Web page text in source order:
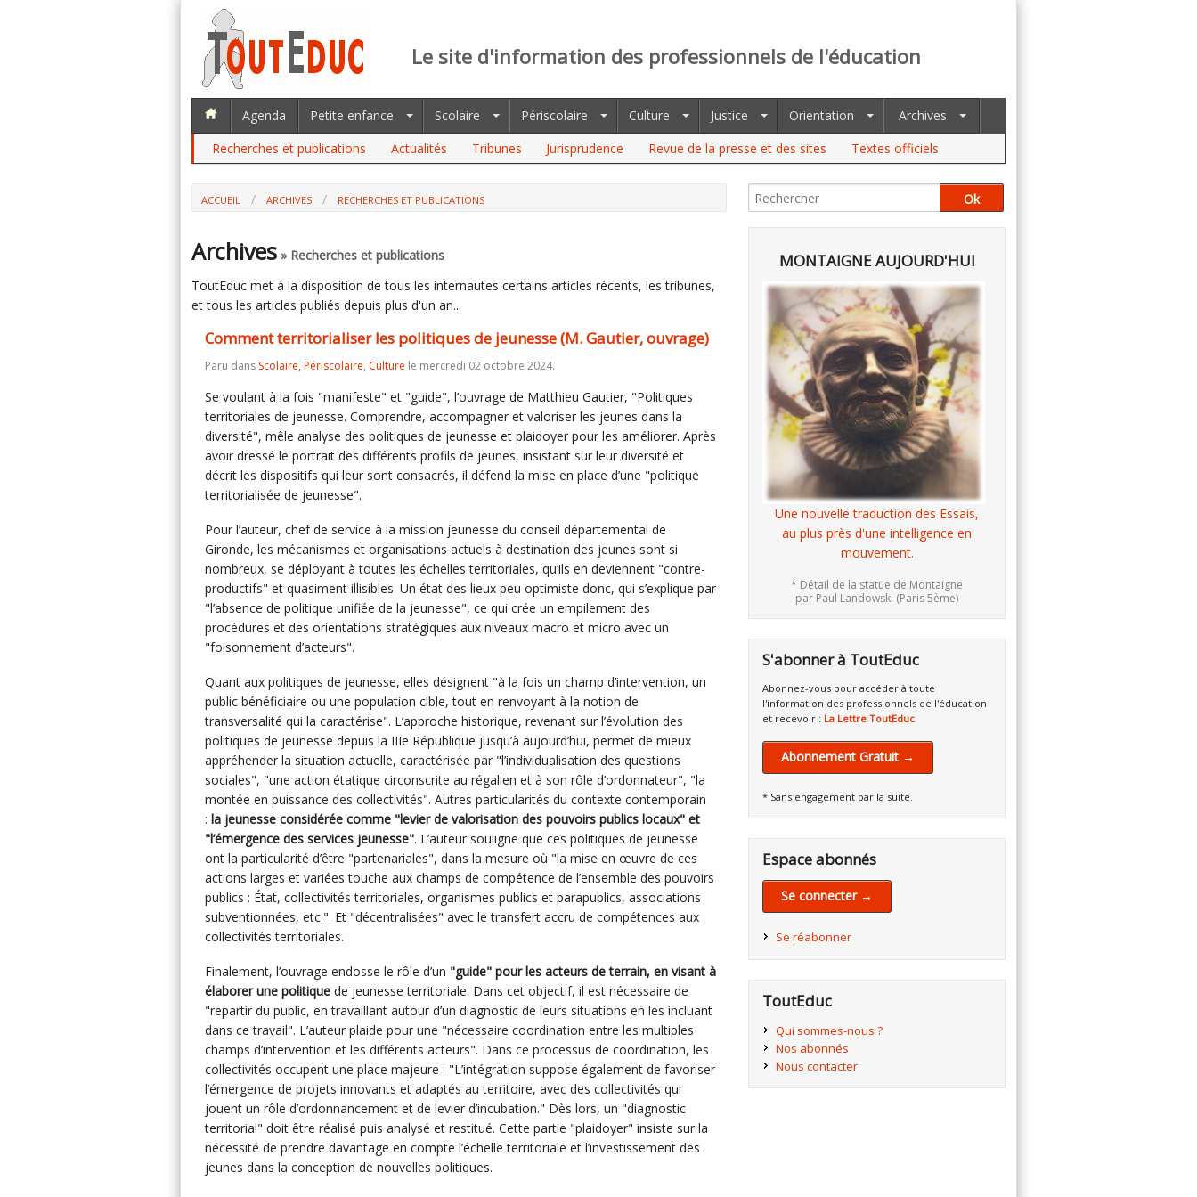
Le site d'information des professionnels de l'éducation
Agenda Petite enfance Scolaire Périscolaire Culture Justice Orientation
Archives
Recherches et publications
Actualités Tribunes Jurisprudence Revue de la presse et des sites Textes officiels
ACCUEIL ARCHIVES
RECHERCHES ET PUBLICATIONS
Archives » Recherches et publications
ToutEduc met à la disposition de tous les internautes certains articles récents, les tribunes,
et tous les articles publiés depuis plus d'un an...
Comment territorialiser les politiques de jeunesse (M. Gautier, ouvrage)
Paru dans Scolaire, Périscolaire, Culture le mercredi 02 octobre 2024.
Se voulant à la fois "manifeste" et "guide", l’ouvrage de Matthieu Gautier, "Politiques
territoriales de jeunesse. Comprendre, accompagner et valoriser les jeunes dans la
diversité", mêle analyse des politiques de jeunesse et plaidoyer pour les améliorer. Après
avoir dressé le portrait des différents profils de jeunes, insistant sur leur diversité et
décrit les dispositifs qui leur sont consacrés, il défend la mise en place d’une "politique
territorialisée de jeunesse".
Pour l’auteur, chef de service à la mission jeunesse du conseil départemental de
Gironde, les mécanismes et organisations actuels à destination des jeunes sont si
nombreux, se déployant à toutes les échelles territoriales, qu’ils en deviennent "contre-
productifs" et quasiment illisibles. Un état des lieux peu optimiste donc, qui s’explique par
"l’absence de politique unifiée de la jeunesse", ce qui crée un empilement des
procédures et des orientations stratégiques aux niveaux macro et micro avec un
"foisonnement d’acteurs".
Quant aux politiques de jeunesse, elles désignent "à la fois un champ d’intervention, un
public bénéficiaire ou une population cible, tout en renvoyant à la notion de
transversalité qui la caractérise". L’approche historique, revenant sur l’évolution des
politiques de jeunesse depuis la IIIe République jusqu’à aujourd’hui, permet de mieux
appréhender la situation actuelle, caractérisée par "l’individualisation des questions
sociales", "une action étatique circonscrite au régalien et à son rôle d’ordonnateur", "la
montée en puissance des collectivités". Autres particularités du contexte contemporain
: la jeunesse considérée comme "levier de valorisation des pouvoirs publics locaux" et
"l’émergence des services jeunesse". L’auteur souligne que ces politiques de jeunesse
ont la particularité d’être "partenariales", dans la mesure où "la mise en œuvre de ces
actions larges et variées touche aux champs de compétence de l’ensemble des pouvoirs
publics : État, collectivités territoriales, organismes publics et parapublics, associations
subventionnées, etc.". Et "décentralisées" avec le transfert accru de compétences aux
collectivités territoriales.
Finalement, l’ouvrage endosse le rôle d’un "guide" pour les acteurs de terrain, en visant à
élaborer une politique de jeunesse territoriale. Dans cet objectif, il est nécessaire de
"repartir du public, en travaillant autour d’un diagnostic de leurs situations en les incluant
dans ce travail". L’auteur plaide pour une "nécessaire coordination entre les multiples
champs d’intervention et les différents acteurs". Dans ce processus de coordination, les
collectivités occupent une place majeure : "L’intégration suppose également de favoriser
l’émergence de projets innovants et adaptés au territoire, avec des collectivités qui
jouent un rôle d’ordonnancement et de levier d’incubation." Dès lors, un "diagnostic
territorial" doit être réalisé puis analysé et restitué. Cette partie "plaidoyer" insiste sur la
nécessité de prendre davantage en compte l’échelle territoriale et l’investissement des
jeunes dans la conception de nouvelles politiques.
MONTAIGNE AUJOURD'HUI
Une nouvelle traduction des Essais,
au plus près d'une intelligence en
mouvement.
* Détail de la statue de Montaigne
par Paul Landowski (Paris 5ème)
S'abonner à ToutEduc
Abonnez-vous pour accéder à toute
l'information des professionnels de l'éducation
et recevoir : La Lettre ToutEduc
Abonnement Gratuit →
* Sans engagement par la suite.
Espace abonnés
Se connecter →
Se réabonner
ToutEduc
Qui sommes-nous ?
Nos abonnés
Nous contacter